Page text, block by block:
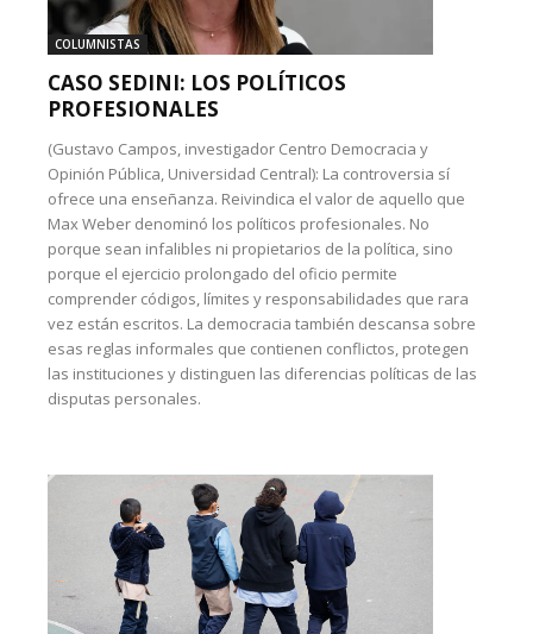
COLUMNISTAS
CASO SEDINI: LOS POLÍTICOS
PROFESIONALES
(Gustavo Campos, investigador Centro Democracia y
Opinión Pública, Universidad Central): La controversia sí
ofrece una enseñanza. Reivindica el valor de aquello que
Max Weber denominó los políticos profesionales. No
porque sean infalibles ni propietarios de la política, sino
porque el ejercicio prolongado del oficio permite
comprender códigos, límites y responsabilidades que rara
vez están escritos. La democracia también descansa sobre
esas reglas informales que contienen conflictos, protegen
las instituciones y distinguen las diferencias políticas de las
disputas personales.